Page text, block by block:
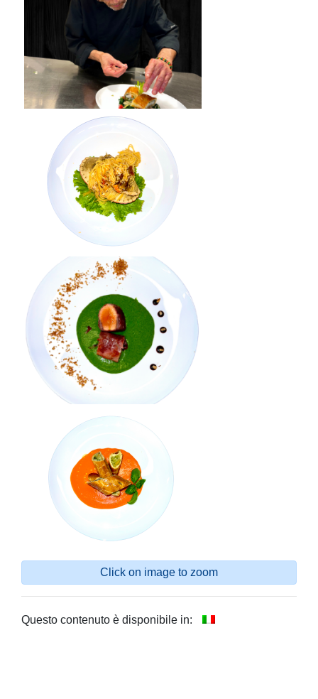
Click on image to zoom
Questo contenuto è disponibile in: